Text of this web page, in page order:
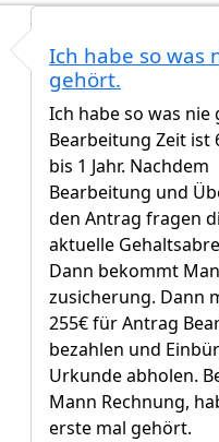
Ich habe meine Antrag am
Ich habe so was
gehört.
Ich habe so was nie
Bearbeitung Zeit ist
bis 1 Jahr. Nachdem
Bearbeitung und
den Antrag fragen
aktuelle
Dann bekommt
zusicherung. Dann
255€ für Antrag
bezahlen und
Urkunde abholen.
Mann Rechnung,
erste mal gehört.